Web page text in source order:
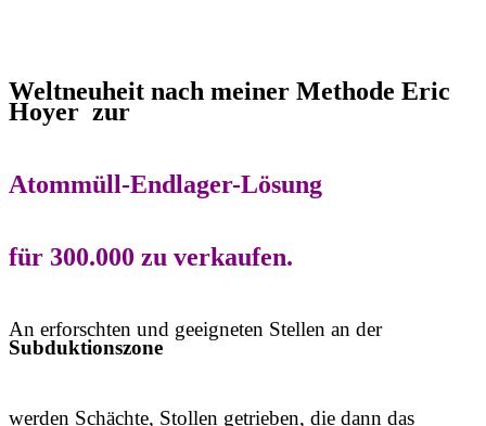
Weltneuheit nach meiner Methode Eric
Hoyer zur
Atommüll-Endlager-Lösung
für 300.000 zu verkaufen.
An erforschten und geeigneten Stellen an der
Subduktionszone
werden Schächte, Stollen getrieben, die dann das